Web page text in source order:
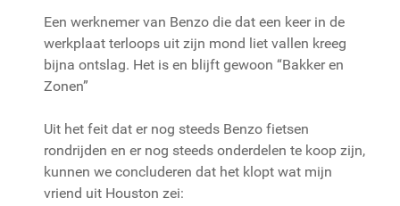
Een werknemer van Benzo die dat een keer in de
werkplaat terloops uit zijn mond liet vallen kreeg
bijna ontslag. Het is en blijft gewoon “Bakker en
Zonen”
Uit het feit dat er nog steeds Benzo fietsen
rondrijden en er nog steeds onderdelen te koop zijn,
kunnen we concluderen dat het klopt wat mijn
vriend uit Houston zei: